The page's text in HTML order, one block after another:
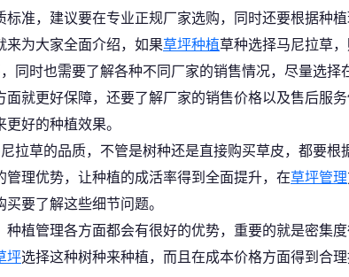
准，建议要在专业正规厂家选购，同时还要根据种
为大家全面介绍，如果草坪种植草种选择马尼拉草
同时也需要了解各种不同厂家的销售情况，尽量选
就更好保障，还要了解厂家的销售价格以及售后服
好的种植效果。
拉草的品质，不管是树种还是直接购买草皮，都要
理优势，让种植的成活率得到全面提升，在草坪管理
要了解这些细节问题。
植管理各方面都会有很好的优势，重要的就是密集
坪选择这种树种来种植，而且在成本价格方面得到合